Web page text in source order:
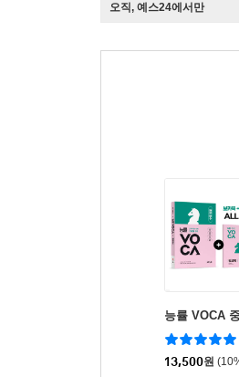
오직, 예스24에서만
능률 VOCA
13,500원